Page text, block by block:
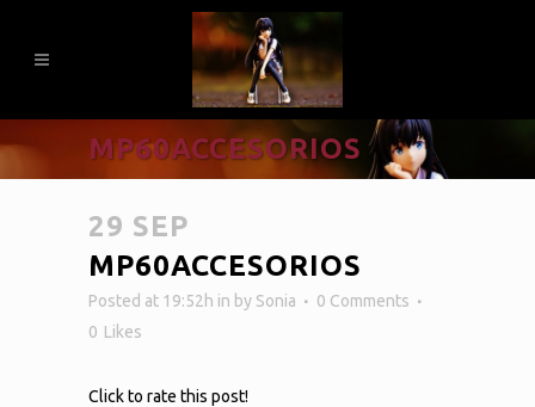
MP60ACCESORIOS
29 SEP
MP60ACCESORIOS
Posted at 19:52h in by Sonia
0 Comments
0 Likes
Click to rate this post!